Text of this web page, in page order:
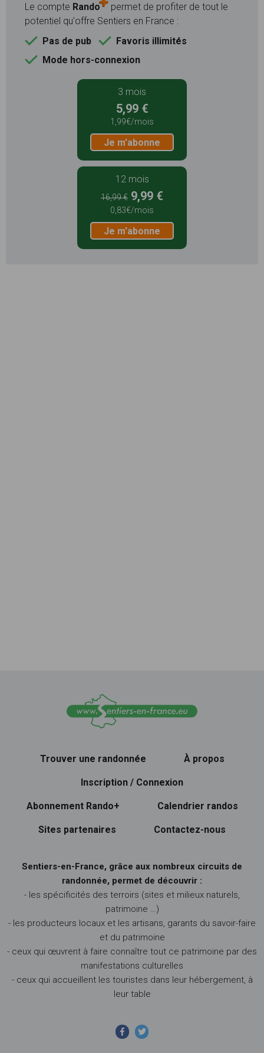
Le compte Rando
permet de profiter de tout le
potentiel qu'offre Sentiers en France :
Pas de pub
Favoris illimités
Mode hors-connexion
3 mois
5,99 €
1,99€/mois
Je m'abonne
12 mois
16,99 € 9,99 €
0,83€/mois
Je m'abonne
Trouver une randonnée À propos
Inscription / Connexion
Abonnement Rando+ Calendrier randos
Sites partenaires Contactez-nous
Sentiers-en-France, grâce aux nombreux circuits de
randonnée, permet de découvrir :
- les spécificités des terroirs (sites et milieux naturels,
patrimoine …)
- les producteurs locaux et les artisans, garants du savoir-faire
et du patrimoine
- ceux qui œuvrent à faire connaître tout ce patrimoine par des
manifestations culturelles
- ceux qui accueillent les touristes dans leur hébergement, à
leur table